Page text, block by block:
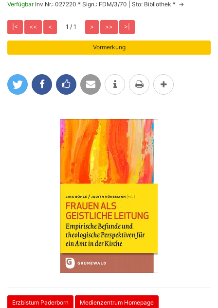
Verfügbar Inv.Nr.: 027220 * Sign.: FDM/3/70 | Sto: Bibliothek * →
1 / 1
Erzbistum Paderborn Medienzentrum Homepage